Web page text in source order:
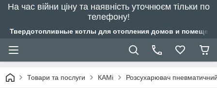
На час війни ціну та наявність уточнюєм тільки по
телефону!
Твердотопливные котлы для отопления домов и
Товари та послуги КAMi Розсухарювач